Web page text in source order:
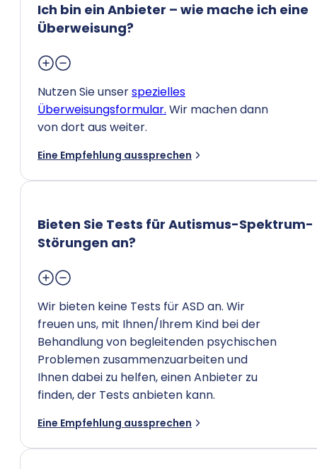
Ich bin ein Anbieter – wie mache ich eine
Überweisung?
Nutzen Sie unserspezielles
Überweisungsformular. Wir machen dann
von dort aus weiter.
Eine Empfehlung aussprechen
Bieten Sie Tests für Autismus-Spektrum-
Störungen an?
Wir bieten keine Tests für ASD an. Wir
freuen uns, mit Ihnen/Ihrem Kind bei der
Behandlung von begleitenden psychischen
Problemen zusammenzuarbeiten und
Ihnen dabei zu helfen, einen Anbieter zu
finden, der Tests anbieten kann.
Eine Empfehlung aussprechen